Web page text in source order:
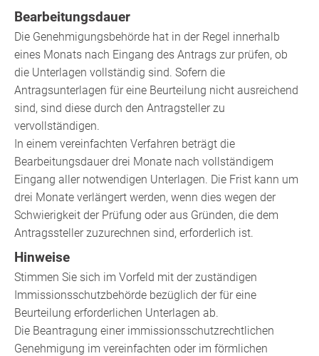
Bearbeitungsdauer
Die Genehmigungsbehörde hat in der Regel innerhalb
eines Monats nach Eingang des Antrags zur prüfen, ob
die Unterlagen vollständig sind. Sofern die
Antragsunterlagen für eine Beurteilung nicht ausreichend
sind, sind diese durch den Antragsteller zu
vervollständigen.
In einem vereinfachten Verfahren beträgt die
Bearbeitungsdauer drei Monate nach vollständigem
Eingang aller notwendigen Unterlagen. Die Frist kann um
drei Monate verlängert werden, wenn dies wegen der
Schwierigkeit der Prüfung oder aus Gründen, die dem
Antragssteller zuzurechnen sind, erforderlich ist.
Hinweise
Stimmen Sie sich im Vorfeld mit der zuständigen
Immissionsschutzbehörde bezüglich der für eine
Beurteilung erforderlichen Unterlagen ab.
Die Beantragung einer immissionsschutzrechtlichen
Genehmigung im vereinfachten oder im förmlichen